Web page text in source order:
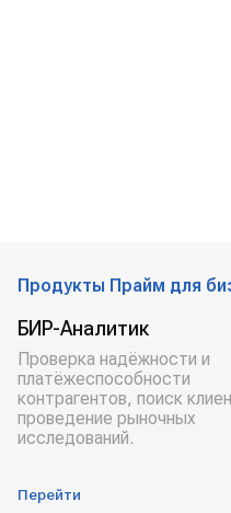
Продукты Прайм для
БИР-Аналитик
Проверка надёжности и
платёжеспособности
контрагентов, поиск
проведение рыночных
исследований.
Перейти